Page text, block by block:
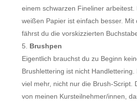
einem schwarzen Fineliner arbeitest.
weißen Papier ist einfach besser. Mit
fährst du die vorskizzierten
Brushpen
Eigentlich brauchst du zu Beginn
Brushlettering ist nicht
viel mehr, nicht nur die Brush-Script.
von meinen Kursteilnehmer/innen,